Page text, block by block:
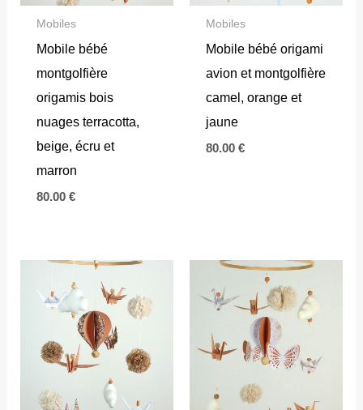
Mobiles
Mobile bébé
montgolfière
origamis bois
nuages terracotta,
beige, écru et
marron
80.00 €
Mobiles
Mobile bébé origami
avion et montgolfière
camel, orange et
jaune
80.00 €